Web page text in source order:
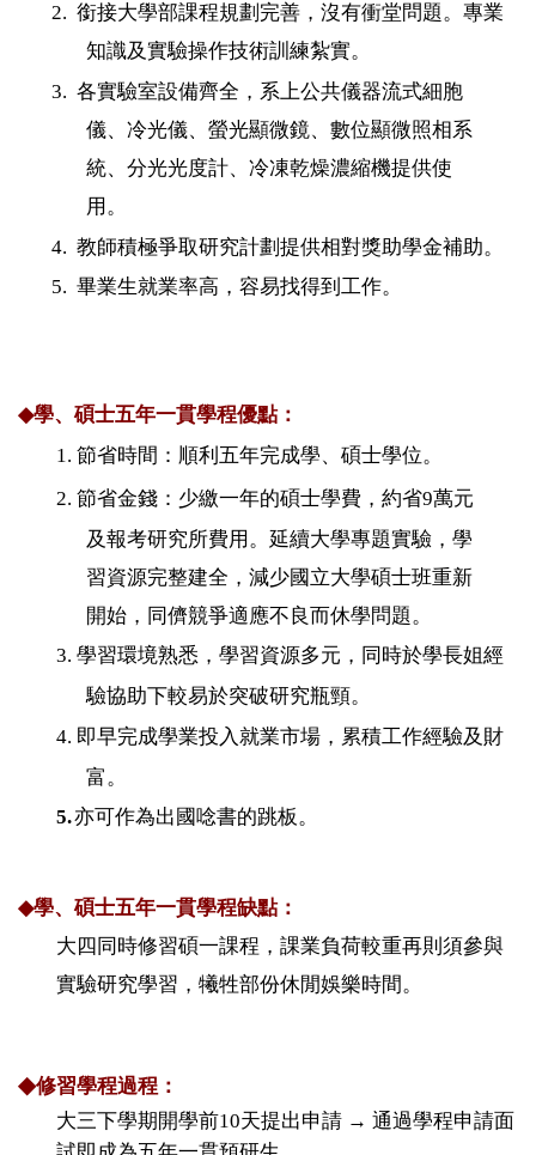
2. 銜接大學部課程規劃完善，沒有衝堂問題。專業
知識及實驗操作技術訓練紮實。
3. 各實驗室設備齊全，系上公共儀器流式細胞
儀、冷光儀、螢光顯微鏡、數位顯微照相系
統、分光光度計、冷凍乾燥濃縮機提供使
用。
4. 教師積極爭取研究計劃提供相對獎助學金補助。
5. 畢業生就業率高，容易找得到工作。
◆學、碩士五年一貫學程優點：
1. 節省時間：順利五年完成學、碩士學位。
2. 節省金錢：少繳一年的碩士學費，約省9萬元
及報考研究所費用。延續大學專題實驗，學
習資源完整建全，減少國立大學碩士班重新
開始，同儕競爭適應不良而休學問題。
3. 學習環境熟悉，學習資源多元，同時於學長姐經
驗協助下較易於突破研究瓶頸。
4. 即早完成學業投入就業市場，累積工作經驗及財
富。
5.亦可作為出國唸書的跳板。
◆學、碩士五年一貫學程缺點：
大四同時修習碩一課程，課業負荷較重再則須參與
實驗研究學習，犧牲部份休閒娛樂時間。
◆修習學程過程：
大三下學期開學前10天提出申請 → 通過學程申請面